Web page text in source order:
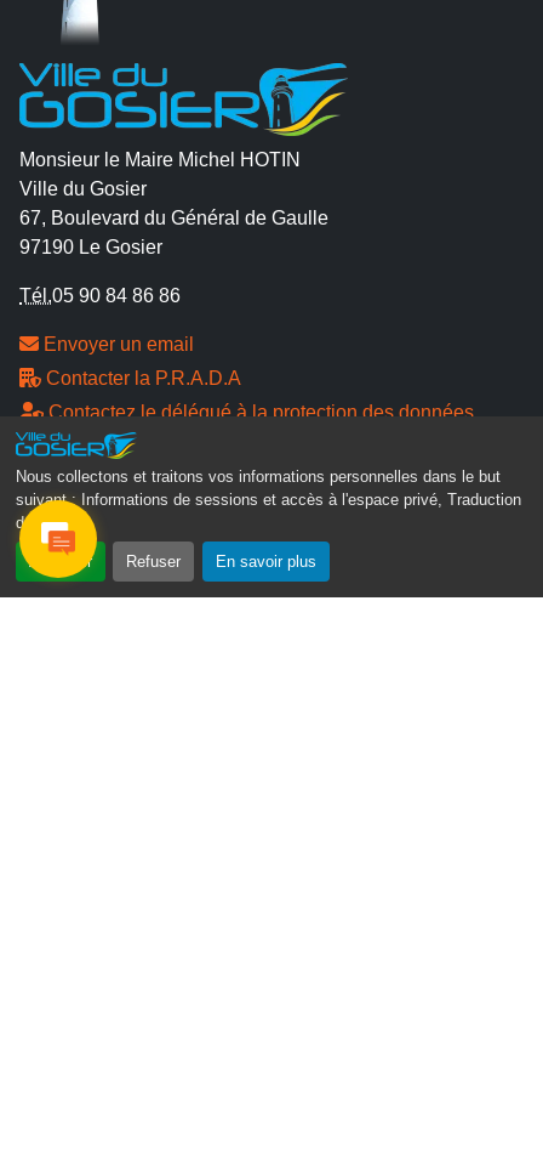
Nous collectons et traitons vos informations personnelles dans le but
suivant :
Informations de sessions et accès à l'espace privé, Traduction
des pages .
Accepter Refuser En savoir plus
Monsieur le Maire Michel HOTIN
Ville du Gosier
67, Boulevard du Général de Gaulle
97190 Le Gosier
Tél.05 90 84 86 86
Envoyer un email
Contacter la P.R.A.D.A
Contactez le délégué à la protection des données
personnelles - D.P.O
Suivez-nous